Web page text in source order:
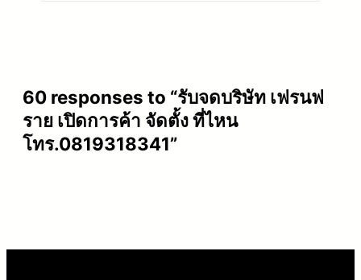
60 responses to “รับจดบริษัท เฟรนฟ
ราย เปิดการค้า จัดตั้ง ที่ไหน
โทร.0819318341”